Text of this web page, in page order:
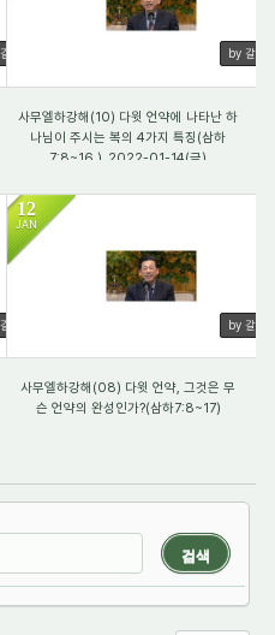
렙 by 갈렙
사무엘하강해(10) 다윗 언약에 나타난 하
나님이 주시는 복의 4가지 특징(삼하
7:8~16 )_2022-01-14(금)
렙
12
JAN
by 갈렙
사무엘하강해(08) 다윗 언약, 그것은 무
슨 언약의 완성인가?(삼하7:8~17)
검색